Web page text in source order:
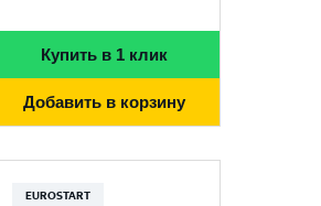
Купить в 1 клик
Добавить в корзину
EUROSTART